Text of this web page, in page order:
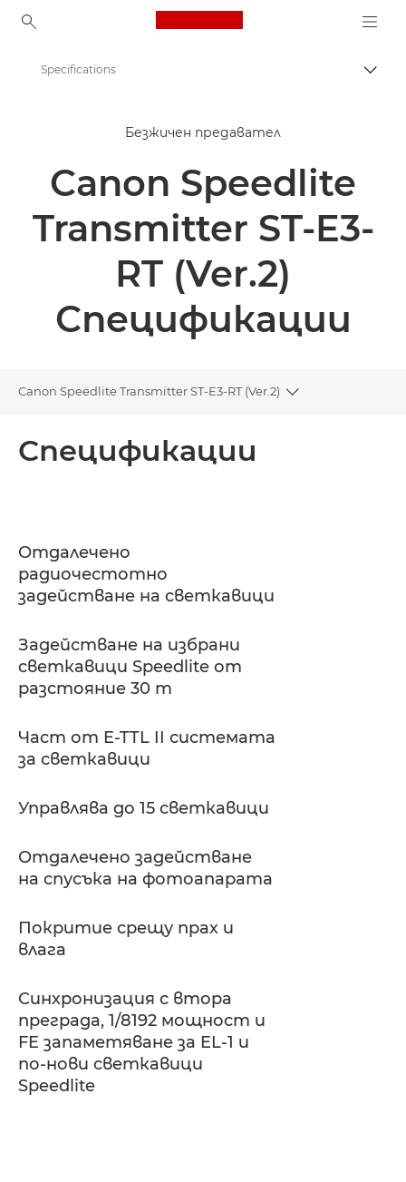
Canon Logo, back to
Цифрови фотоапарати
Speedlite Transmitter ST-E3-RT V2
Specifications
Безжичен предавател
Canon Speedlite
Transmitter ST-E3-
RT (Ver.2)
Спецификации
Canon Speedlite Transmitter ST-E3-RT (Ver.2)
Toggle
Спецификации
Отдалечено
радиочестотно
задействане на светкавици
Задействане на избрани
светкавици Speedlite от
разстояние 30 m
Част от E-TTL II системата
за светкавици
Управлява до 15 светкавици
Отдалечено задействане
на спусъка на фотоапарата
Покритие срещу прах и
влага
Синхронизация с втора
преграда, 1/8192 мощност и
FE запаметяване за EL-1 и
по-нови светкавици
Speedlite